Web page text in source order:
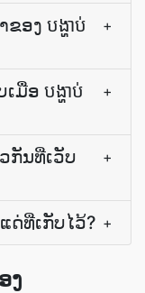
ອງ ​បង្ហាប់
+
ອ ​បង្ហាប់
+
ກັນທີ່ເວັບ
+
ດ່ທີ່ເກັບໄວ້? +
ງ